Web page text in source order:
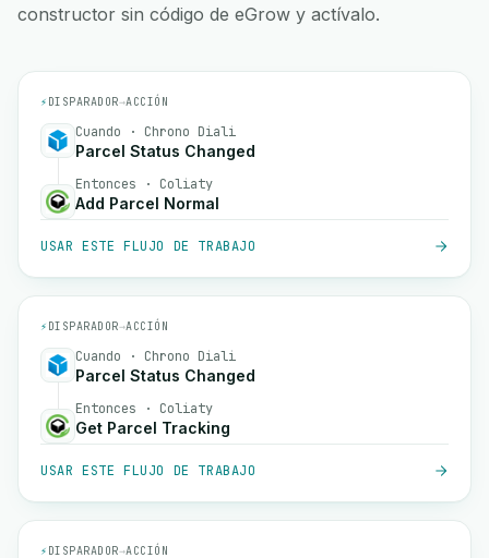
constructor sin código de eGrow y actívalo.
⚡ DISPARADOR→ACCIÓN
Cuando · Chrono Diali
Parcel Status Changed
Entonces · Coliaty
Add Parcel Normal
USAR ESTE FLUJO DE TRABAJO
⚡ DISPARADOR→ACCIÓN
Cuando · Chrono Diali
Parcel Status Changed
Entonces · Coliaty
Get Parcel Tracking
USAR ESTE FLUJO DE TRABAJO
⚡ DISPARADOR→ACCIÓN